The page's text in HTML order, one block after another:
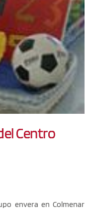
Centro
envera en Colmenar